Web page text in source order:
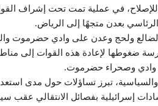
للإصلاح، في عملية تمت تحت إشراف
بعدن متجهًا إلى الرياض.
ولحج وعدن على وادي حضرموت
ضغوطها لإعادة هذه القوات إلى
وادي وصحراء حضرموت.
تبرز تساؤلات حول مدى استعداد
إسرائيلية بفصائل الانتقالي عقب